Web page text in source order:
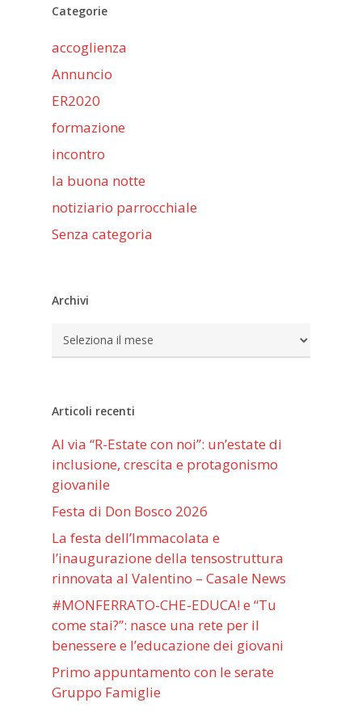
Categorie
accoglienza
Annuncio
ER2020
formazione
incontro
la buona notte
notiziario parrocchiale
Senza categoria
Archivi
Archivi
Articoli recenti
Al via “R-Estate con noi”: un’estate di
inclusione, crescita e protagonismo
giovanile
Festa di Don Bosco 2026
La festa dell’Immacolata e
l’inaugurazione della tensostruttura
rinnovata al Valentino – Casale News
#MONFERRATO-CHE-EDUCA! e “Tu
come stai?”: nasce una rete per il
benessere e l’educazione dei giovani
Primo appuntamento con le serate
Gruppo Famiglie